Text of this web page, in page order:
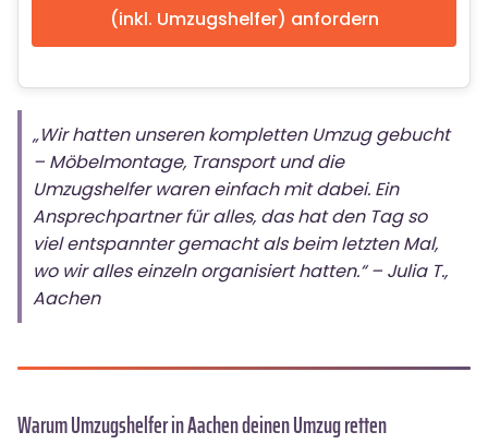
(inkl. Umzugshelfer) anfordern
„Wir hatten unseren kompletten Umzug gebucht
– Möbelmontage, Transport und die
Umzugshelfer waren einfach mit dabei. Ein
Ansprechpartner für alles, das hat den Tag so
viel entspannter gemacht als beim letzten Mal,
wo wir alles einzeln organisiert hatten.“ – Julia T.,
Aachen
Warum Umzugshelfer in Aachen deinen Umzug retten